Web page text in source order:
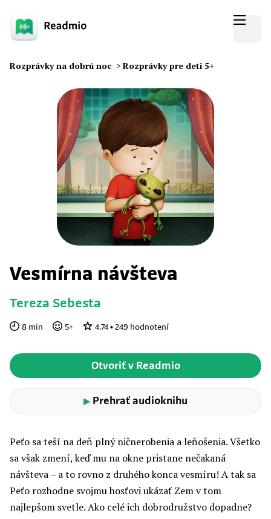
Rozprávky na dobrú noc > Rozprávky pre deti 5+
Vesmírna návšteva
Tereza Sebesta
8 min 5+ 4.74• 249 hodnotení
Otvoriť v Readmio
▶Prehrať audioknihu
Peťo sa teší na deň plný ničnerobenia a leňošenia. Všetko
sa však zmení, keď mu na okne pristane nečakaná
návšteva – a to rovno z druhého konca vesmíru! A tak sa
Peťo rozhodne svojmu hosťovi ukázať Zem v tom
najlepšom svetle. Ako celé ich dobrodružstvo dopadne?